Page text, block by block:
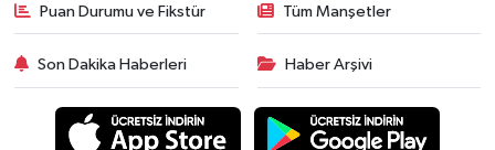
Puan Durumu ve Fikstür Tüm Manşetler
Son Dakika Haberleri Haber Arşivi